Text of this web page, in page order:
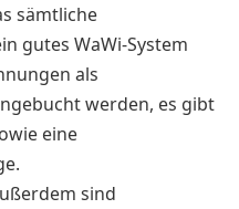
sämtliche
gutes WaWi-System
als
werden, es gibt
eine
sind